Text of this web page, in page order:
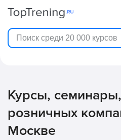
Курсы,
розничных
Москве